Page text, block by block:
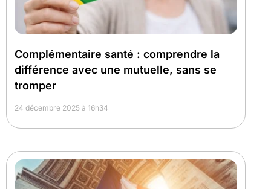
Complémentaire santé : comprendre la
différence avec une mutuelle, sans se
tromper
24 décembre 2025 à 16h34